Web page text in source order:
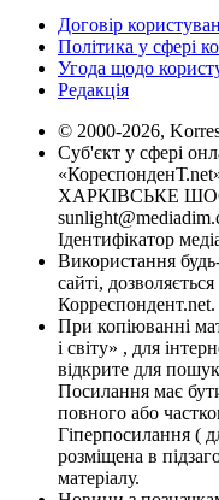
Договір
Політика у сфері
Угода щодо
Редакція
© 2000-2026,
Суб'єкт у сфері
ХАРКІВСЬКЕ
Ідентифікатор
Використання
сайті,
Корреспондент.net.
При копіюванні
і світу» , для
відкрите для
Посилання має
повного або
Гіперпосилання (
розміщена в
матеріалу.